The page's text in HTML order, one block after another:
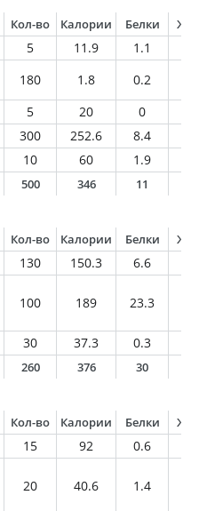
Кол-во Калории Белки
5 11.9 1.1
180 1.8 0.2
5 20 0
300 252.6 8.4
10 60 1.9
500 346 11
Кол-во Калории Белки
130 150.3 6.6
100 189 23.3
30 37.3 0.3
260 376 30
Кол-во Калории Белки
15 92 0.6
20 40.6 1.4